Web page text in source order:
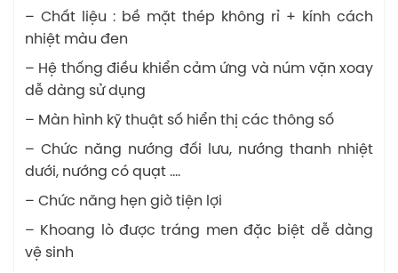
– Chất liệu : bề mặt thép không rỉ + kính cách
nhiệt màu đen
– Hệ thống điều khiển cảm ứng và núm vặn xoay
dễ dàng sử dụng
– Màn hình kỹ thuật số hiển thị các thông số
– Chức năng nướng đối lưu, nướng thanh nhiệt
dưới, nướng có quạt ….
– Chức năng hẹn giờ tiện lợi
– Khoang lò được tráng men đặc biệt dễ dàng
vệ sinh